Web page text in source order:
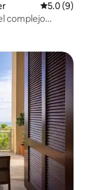
5.0 (9)
complejo